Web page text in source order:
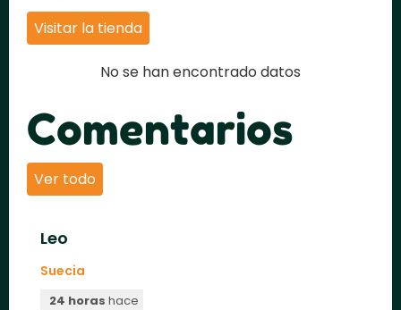
Visitar la tienda
No se han encontrado datos
Comentarios
Ver todo
Leo
Suecia
24 horas hace